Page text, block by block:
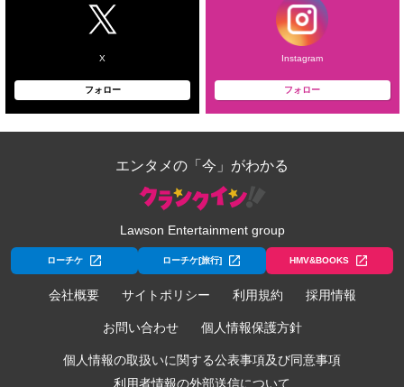
X
フォロー
Instagram
フォロー
エンタメの「今」がわかる
Lawson Entertainment group
ローチケ ローチケ[旅行] HMV&BOOKS
会社概要 サイトポリシー 利用規約 採用情報
お問い合わせ 個人情報保護方針
個人情報の取扱いに関する公表事項及び同意事項
利用者情報の外部送信について